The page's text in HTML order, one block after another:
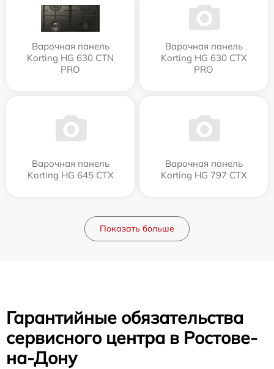
Варочная панель
Korting HG 630 CTN
PRO
Варочная панель
Korting HG 630 CTX
PRO
Варочная панель
Korting HG 645 CTX
Варочная панель
Korting HG 797 CTX
Показать больше
Гарантийные обязательства
сервисного центра в Ростове-
на-Дону